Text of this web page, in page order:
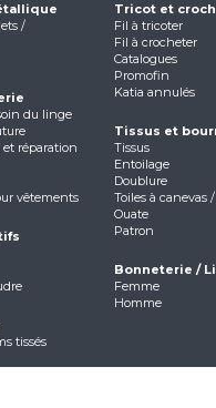
/
du linge
réparation
vêtements
tissés
Tricot et
Fil à tricoter
Fil à crocheter
Catalogues
Promofin
Katia annulés
Tissus et
Tissus
Entoilage
Doublure
Toiles à canevas
Ouate
Patron
Bonneterie /
Femme
Homme